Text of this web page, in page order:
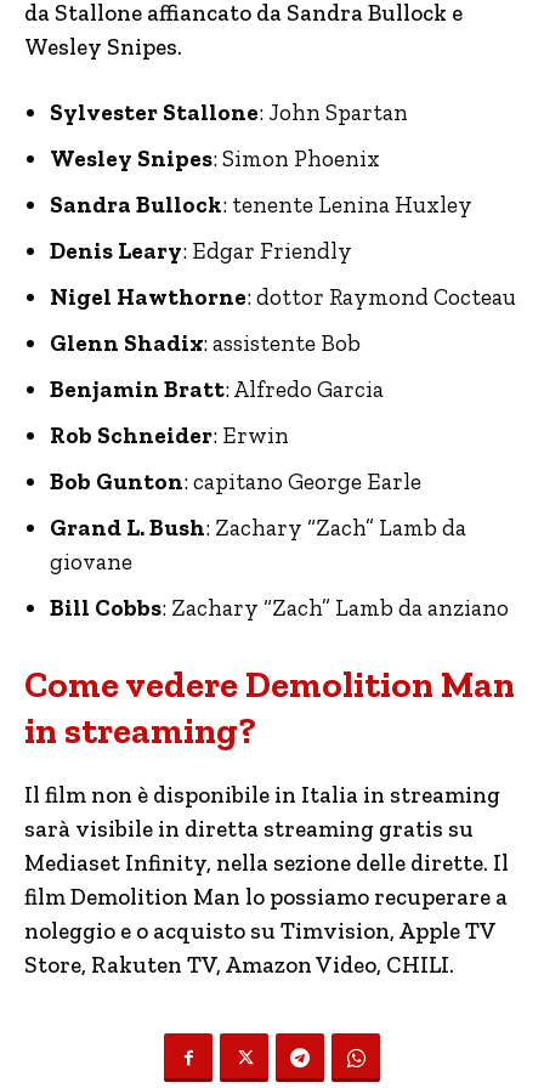
da Stallone affiancato da Sandra Bullock e
Wesley Snipes.
Sylvester Stallone: John Spartan
Wesley Snipes: Simon Phoenix
Sandra Bullock: tenente Lenina Huxley
Denis Leary: Edgar Friendly
Nigel Hawthorne: dottor Raymond Cocteau
Glenn Shadix: assistente Bob
Benjamin Bratt: Alfredo Garcia
Rob Schneider: Erwin
Bob Gunton: capitano George Earle
Grand L. Bush: Zachary “Zach” Lamb da
giovane
Bill Cobbs: Zachary “Zach” Lamb da anziano
Come vedere Demolition Man
in streaming?
Il film non è disponibile in Italia in streaming
sarà visibile in diretta streaming gratis su
Mediaset Infinity, nella sezione delle dirette. Il
film Demolition Man lo possiamo recuperare a
noleggio e o acquisto su Timvision, Apple TV
Store, Rakuten TV, Amazon Video, CHILI.